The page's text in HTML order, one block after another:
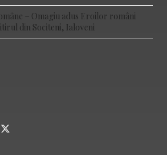
– Omagiu adus Eroilor români
din Sociteni, Ialoveni